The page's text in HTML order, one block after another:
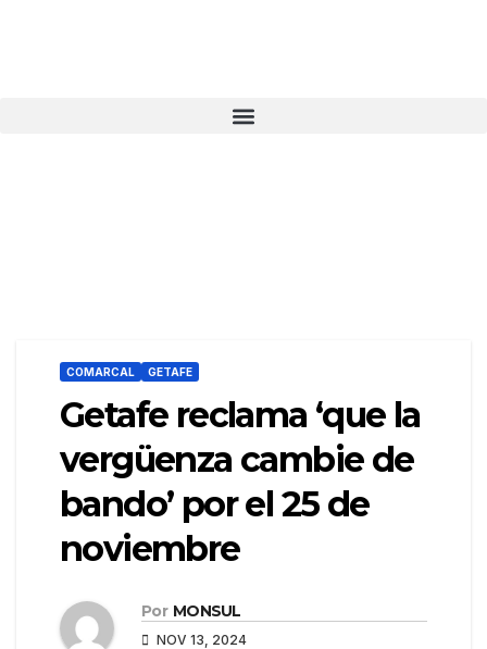
COMARCAL GETAFE
Getafe reclama ‘que la
vergüenza cambie de
bando’ por el 25 de
noviembre
Por MONSUL
NOV 13, 2024